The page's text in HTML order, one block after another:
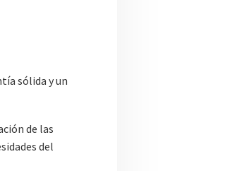
sólida y un
de las
del